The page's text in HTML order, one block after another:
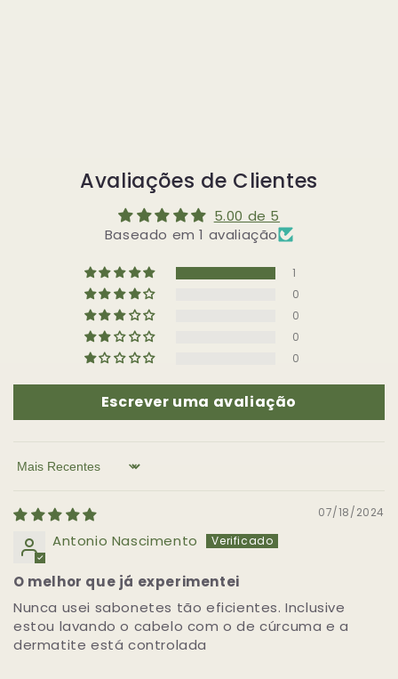
Avaliações de Clientes
5.00 de 5
Baseado em 1 avaliação
1
0
0
0
0
Escrever uma avaliação
Sort by
07/18/2024
Antonio Nascimento
O melhor que já experimentei
Nunca usei sabonetes tão eficientes. Inclusive
estou lavando o cabelo com o de cúrcuma e a
dermatite está controlada